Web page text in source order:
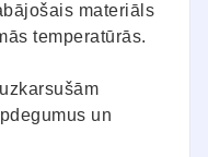
materiāls
temperatūrās.
un